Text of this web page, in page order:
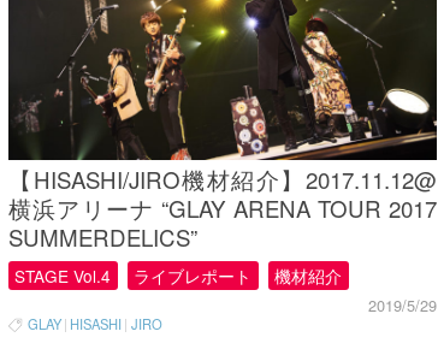
【HISASHI/JIRO機材紹介】2017.11.12@
横浜アリーナ “GLAY ARENA TOUR 2017
SUMMERDELICS”
STAGE Vol.4 ライブレポート 機材紹介
2019/5/29
GLAY | HISASHI| JIRO